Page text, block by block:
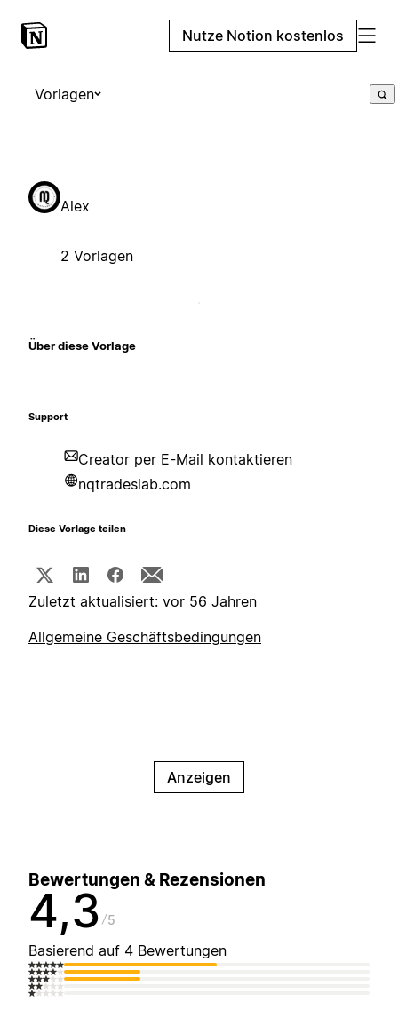
Nutze Notion kostenlos
Vorlagen
Alex
2 Vorlagen
Über diese Vorlage
Support
Creator per E-Mail kontaktieren
nqtradeslab.com
Diese Vorlage teilen
Zuletzt aktualisiert: vor 56 Jahren
Allgemeine Geschäftsbedingungen
Anzeigen
Bewertungen & Rezensionen
4,3 5
Basierend auf 4 Bewertungen